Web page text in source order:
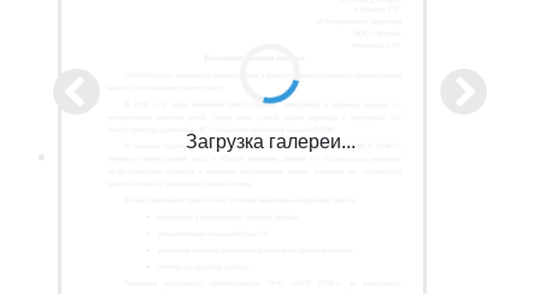
Загрузка галереи...